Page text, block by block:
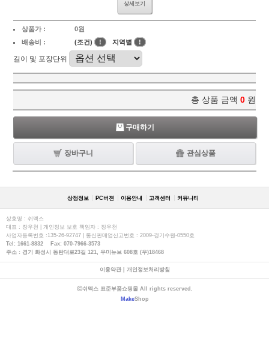
상세보기
상품가 :
0원
배송비 :
(조건) ! 지역별 !
길이 및 포장단위
총 상품 금액 0 원
구매하기
장바구니 관심상품
상점정보 PC버젼 이용안내 고객센터 커뮤니티
상호명 : 쉬멕스
대표 : 장우천 | 개인정보 보호 책임자 : 장우천
사업자등록번호 :135-26-92747 | 통신판매업신고번호 : 2009-경기수원-0550호
Tel: 1661-8832 Fax: 070-7966-3573
주소 : 경기 화성시 동탄대로23길 121, 우미뉴브 608호 (우)18468
이용약관| 개인정보처리방침
ⓒ쉬멕스 표준부품쇼핑몰 All rights reserved.
MakeShop